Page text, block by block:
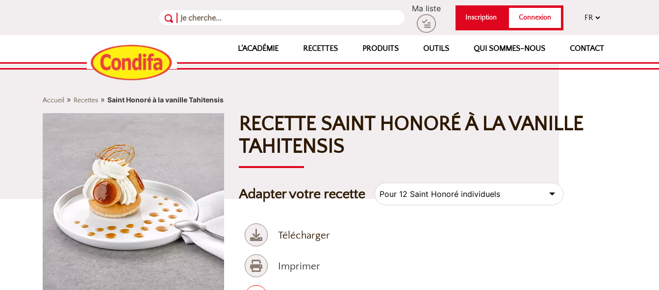
Ma liste
Inscription Connexion
L’ACADÉMIE RECETTES PRODUITS OUTILS QUI SOMMES-NOUS CONTACT
Accueil » Recettes » Saint Honoré à la vanille Tahitensis
RECETTE SAINT HONORÉ À LA VANILLE
TAHITENSIS
Adapter votre recette
Télécharger
Imprimer